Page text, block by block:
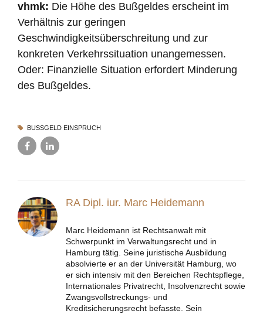
vhmk: Die Höhe des Bußgeldes erscheint im
Verhältnis zur geringen
Geschwindigkeitsüberschreitung und zur
konkreten Verkehrssituation unangemessen.
Oder: Finanzielle Situation erfordert Minderung
des Bußgeldes.
BUSSGELD EINSPRUCH
RA Dipl. iur. Marc Heidemann
Marc Heidemann ist Rechtsanwalt mit
Schwerpunkt im Verwaltungsrecht und in
Hamburg tätig. Seine juristische Ausbildung
absolvierte er an der Universität Hamburg, wo
er sich intensiv mit den Bereichen Rechtspflege,
Internationales Privatrecht, Insolvenzrecht sowie
Zwangsvollstreckungs- und
Kreditsicherungsrecht befasste. Sein